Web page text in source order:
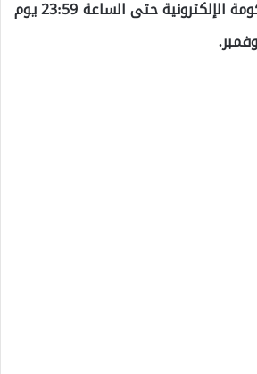
وقروض من خلال الحكومة الإلكترونية حتى الساعة 23:59 يوم